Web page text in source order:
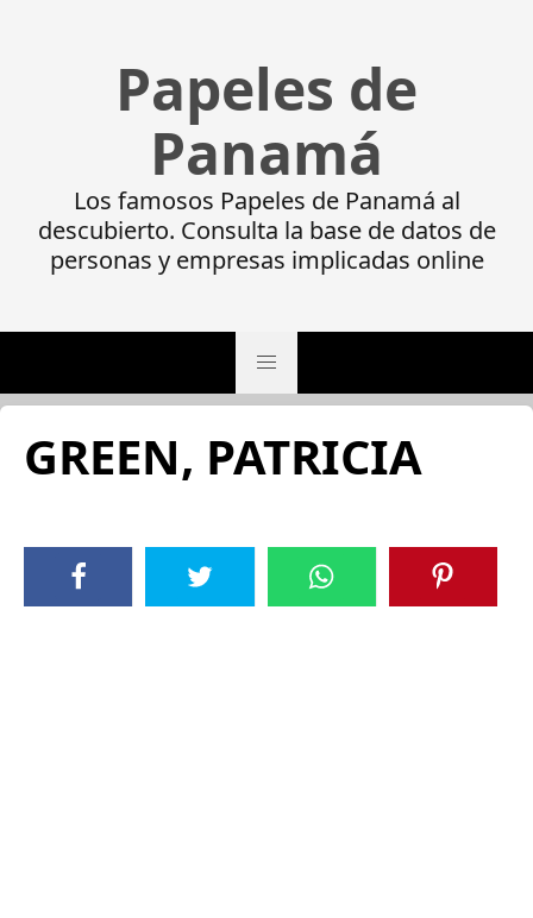
Papeles de
Panamá
Los famosos Papeles de Panamá al
descubierto. Consulta la base de datos de
personas y empresas implicadas online
GREEN, PATRICIA